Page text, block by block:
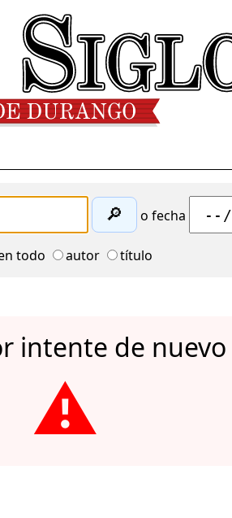
🔎 o fecha
todo autor título
intente de nuevo
⚠️